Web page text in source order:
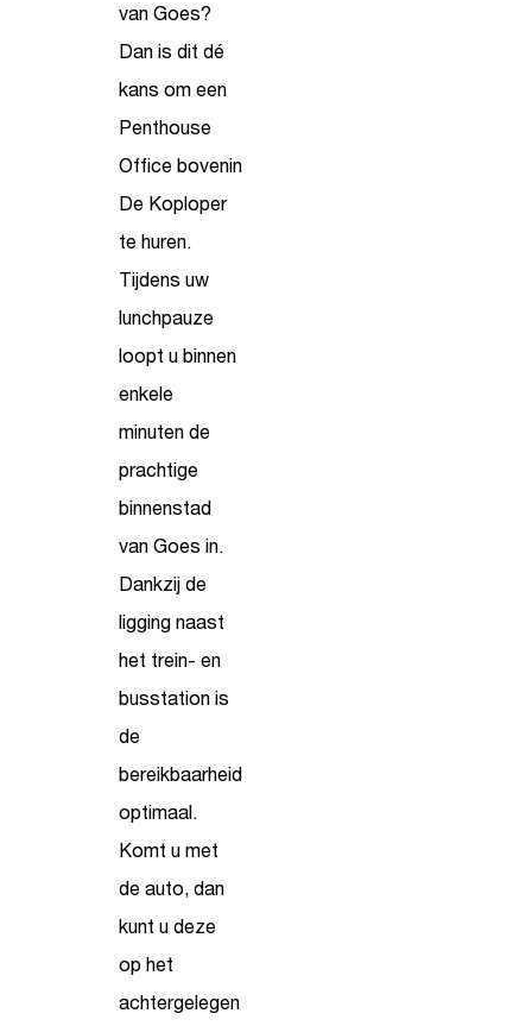
van Goes?
Dan is dit dé
kans om een
Penthouse
Office bovenin
De Koploper
te huren.
Tijdens uw
lunchpauze
loopt u binnen
enkele
minuten de
prachtige
binnenstad
van Goes in.
Dankzij de
ligging naast
het trein- en
busstation is
de
bereikbaarheid
optimaal.
Komt u met
de auto, dan
kunt u deze
op het
achtergelegen